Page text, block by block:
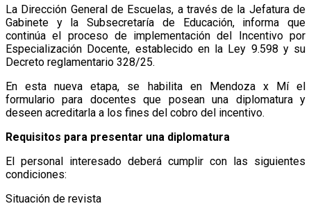
La Dirección General de Escuelas, a través de la Jefatura de
Gabinete y la Subsecretaría de Educación, informa que
continúa el proceso de implementación del Incentivo por
Especialización Docente, establecido en la Ley 9.598 y su
Decreto reglamentario 328/25.
En esta nueva etapa, se habilita en Mendoza x Mí el
formulario para docentes que posean una diplomatura y
deseen acreditarla a los fines del cobro del incentivo.
Requisitos para presentar una diplomatura
El personal interesado deberá cumplir con las siguientes
condiciones:
Situación de revista